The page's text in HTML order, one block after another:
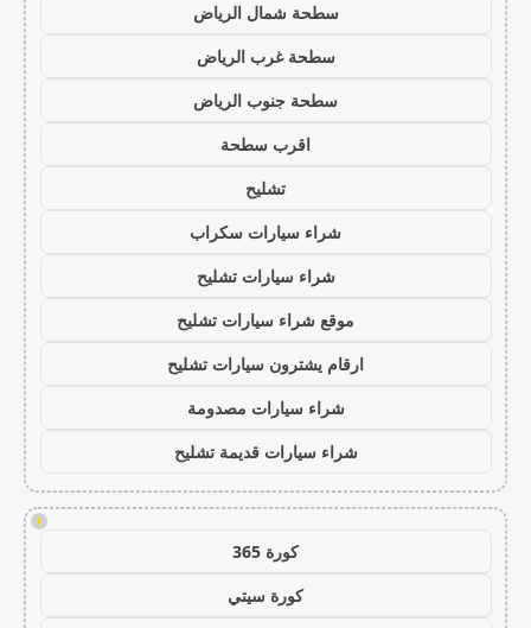
سطحة شمال الرياض
سطحة غرب الرياض
سطحة جنوب الرياض
اقرب سطحة
تشليح
شراء سيارات سكراب
شراء سيارات تشليح
موقع شراء سيارات تشليح
ارقام يشترون سيارات تشليح
شراء سيارات مصدومة
شراء سيارات قديمة تشليح
!
كورة 365
كورة سيتي